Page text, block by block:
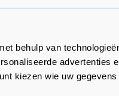
behulp van
advertenties
kiezen wie uw